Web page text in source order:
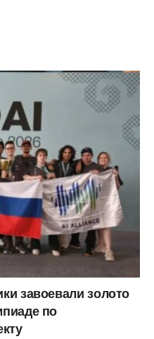
завоевали золото
по